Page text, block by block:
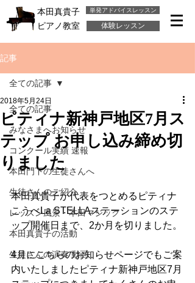
単発アドバイスレッスン
本田真貴子
ピアノ教室
体験レッスン
記事
全ての記事
みなさまへお知らせ
コンクール実績 速報
本田門下の生徒さんへ
生徒さんのご紹介
レッスン風景・本田マジック
本田真貴子の活動
生徒さんの演奏 動画
全ての記事
ピティナ新神戸地区7月ス
テップ お申し込み締め切
りました
2018年5月24日
本田真貴子が代表をつとめるピティナ
こうべLa STELLAステーションのステ
ップ開催日まで、2か月を切りました。
4月にこちらのお知らせページでもご案
内いたしましたピティナ新神戸地区7月